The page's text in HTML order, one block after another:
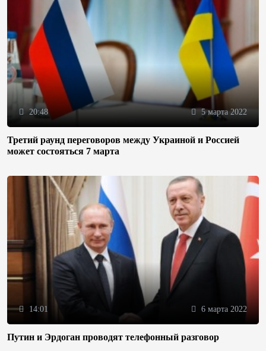
20:48 5 марта 2022
Третий раунд переговоров между Украиной и Россией
может состояться 7 марта
14:01 6 марта 2022
Путин и Эрдоган проводят телефонный разговор